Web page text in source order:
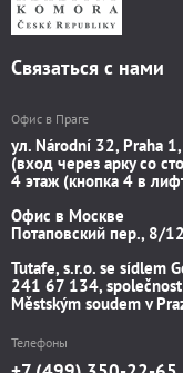
Связаться с нами
Офис в Праге
ул. Národní 32, Praha
(вход через арку со
4 этаж (кнопка 4 в
Офис в Москве
Потаповский пер., 8/
Tutafe, s.r.o. se sídlem
241 67 134,
Městským soudem v
Телефоны